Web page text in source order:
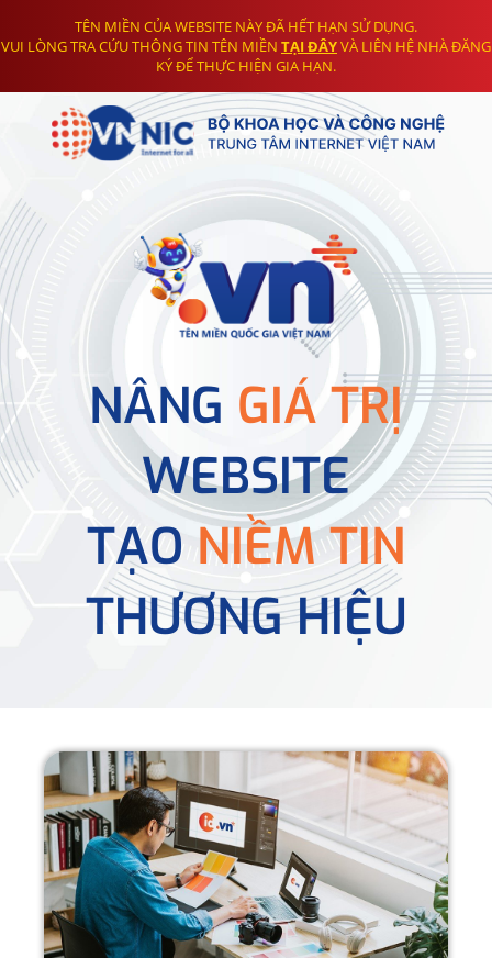
TÊN MIỀN CỦA WEBSITE NÀY ĐÃ HẾT HẠN SỬ DỤNG.
VUI LÒNG TRA CỨU THÔNG TIN TÊN MIỀN TẠI ĐÂYVÀ LIÊN HỆ NHÀ ĐĂNG
KÝ ĐỂ THỰC HIỆN GIA HẠN.
NÂNG GIÁ TRỊ
WEBSITE
TẠONIỀM TIN
THƯƠNG HIỆU